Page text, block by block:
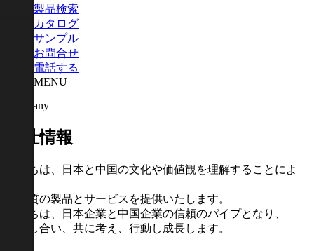
製品検索
カタログ
サンプル
お問合せ
電話する
MENU
Company
会社情報
私たちは、日本と中国の文化や価値観を理解することによ
高品質の製品とサービスを提供いたします。
私たちは、日本企業と中国企業の信頼のパイプとなり、
協力し合い、共に考え、行動し成長します。